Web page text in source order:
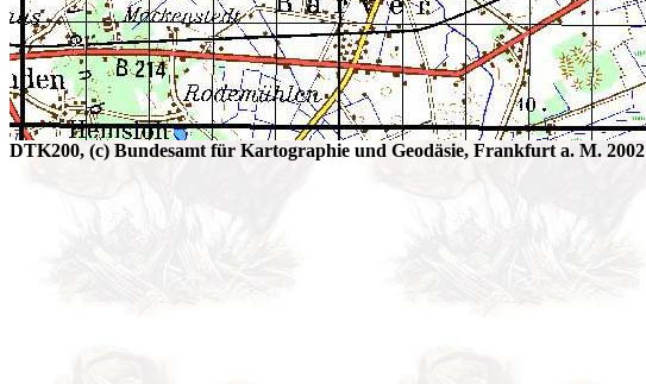
DTK200, (c) Bundesamt für Kartographie und Geodäsie, Frankfurt a. M. 2002